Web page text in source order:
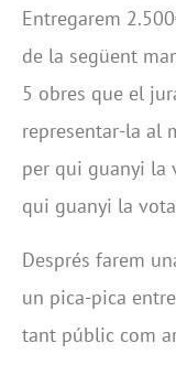
Entregarem
de la següent
5 obres que el
representar-la al
per qui guanyi la
qui guanyi la
Després farem
un pica-pica
tant públic com